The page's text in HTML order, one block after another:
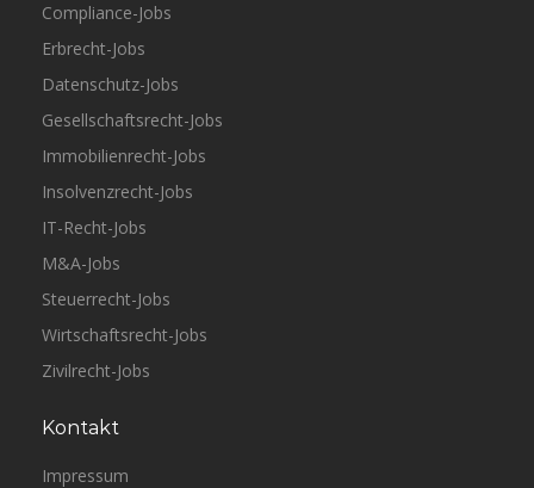
Compliance-Jobs
Erbrecht-Jobs
Datenschutz-Jobs
Gesellschaftsrecht-Jobs
Immobilienrecht-Jobs
Insolvenzrecht-Jobs
IT-Recht-Jobs
M&A-Jobs
Steuerrecht-Jobs
Wirtschaftsrecht-Jobs
Zivilrecht-Jobs
Kontakt
Impressum